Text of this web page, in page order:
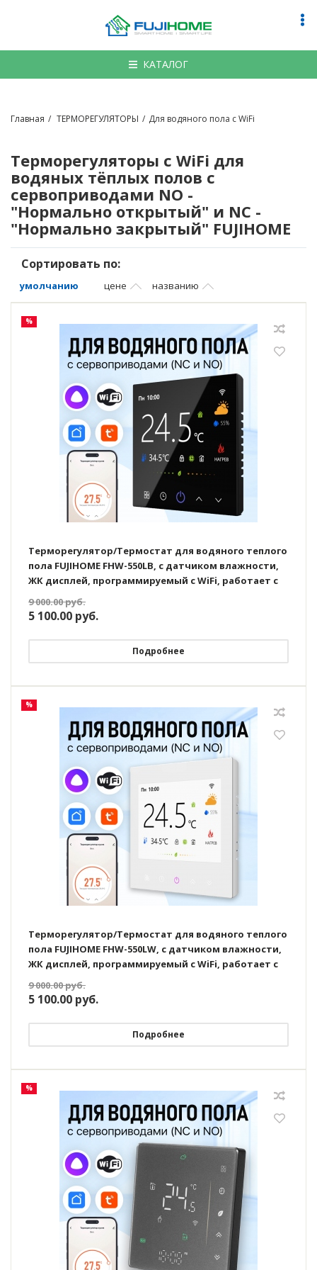
КАТАЛОГ
Главная ТЕРМОРЕГУЛЯТОРЫ Для водяного пола с WiFi
Терморегуляторы с WiFi для
водяных тёплых полов с
сервоприводами NO -
"Нормально открытый" и NC -
"Нормально закрытый" FUJIHOME
Сортировать по:
умолчанию цене названию
%
Терморегулятор/Термостат для водяного теплого
пола FUJIHOME FHW-550LB, с датчиком влажности,
ЖК дисплей, программируемый с WiFi, работает с
Яндекс Алисой
9 000.00руб.
5 100.00 руб.
Подробнее
%
Терморегулятор/Термостат для водяного теплого
пола FUJIHOME FHW-550LW, с датчиком влажности,
ЖК дисплей, программируемый с WiFi, работает с
Яндекс Алисой
9 000.00руб.
5 100.00 руб.
Подробнее
%